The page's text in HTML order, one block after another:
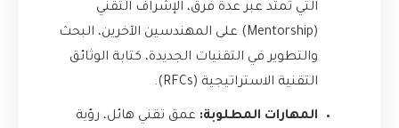
التي تمتد عبر عدة فرق، الإشراف التقني
(Mentorship) على المهندسين الآخرين، البحث
والتطوير في التقنيات الجديدة، كتابة الوثائق
التقنية الاستراتيجية (RFCs).
المهارات المطلوبة: عمق تقني هائل، رؤية